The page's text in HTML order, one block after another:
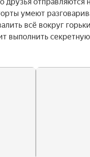
умеют
всё вокруг
выполнить